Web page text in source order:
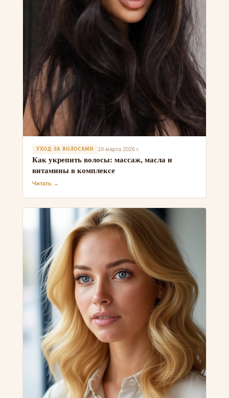
УХОД ЗА ВОЛОСАМИ 19 марта 2026 г.
Как укрепить волосы: массаж, масла и
витамины в комплексе
Читать →